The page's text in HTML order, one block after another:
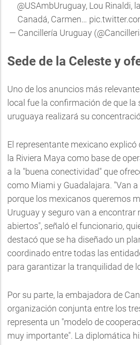
@USAmbUruguay, Lou Rinaldi,
Canadá, Carmen…
— Cancillería Uruguay
Sede de la Celeste y
Uno de los anuncios más
local fue la confirmación de que la
uruguaya realizará su
El representante mexicano explicó
la Riviera Maya como base de
a la "buena conectividad" que
como Miami y Guadalajara. "Van
porque los mexicanos queremos
Uruguay y seguro van a encontrar
abiertos", señaló el funcionario,
destacó que se ha diseñado un
coordinado entre todas las
para garantizar la tranquilidad de
Por su parte, la embajadora de
organización conjunta entre los
representa un "modelo de
muy importante". La diplomática